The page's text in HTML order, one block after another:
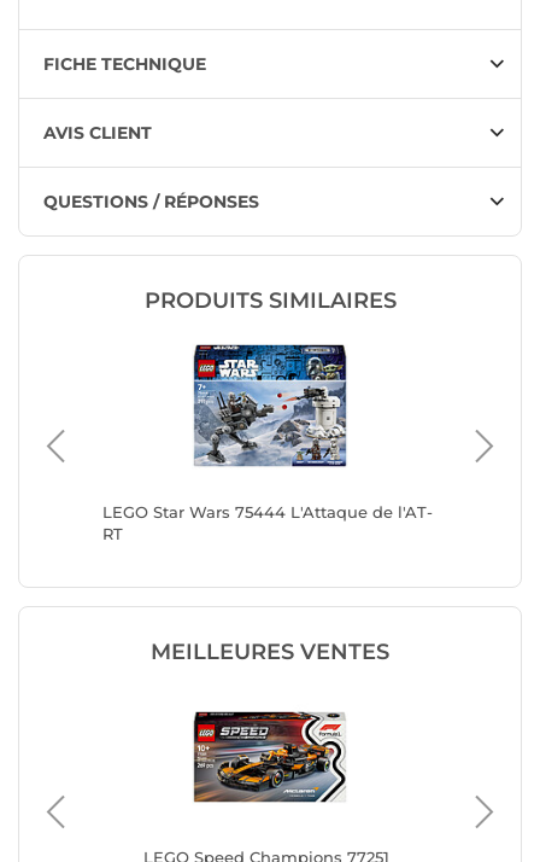
FICHE TECHNIQUE
AVIS CLIENT
QUESTIONS / RÉPONSES
PRODUITS SIMILAIRES
LEGO Star Wars 75444 L'Attaque de l'AT-
RT
MEILLEURES VENTES
LEGO Speed Champions 77251